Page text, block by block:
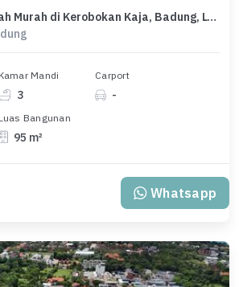
Dikontrakkan Rumah Murah di Kerobokan Kaja, Badung, LT 100m²
Kamar Mandi
3
Carport
-
Luas Bangunan
95 m²
Whatsapp